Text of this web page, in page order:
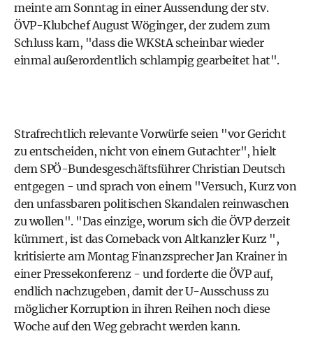
meinte am Sonntag in einer Aussendung der stv.
ÖVP-Klubchef August Wöginger, der zudem zum
Schluss kam, "dass die WKStA scheinbar wieder
einmal außerordentlich schlampig gearbeitet hat".
Strafrechtlich relevante Vorwürfe seien "vor Gericht
zu entscheiden, nicht von einem Gutachter", hielt
dem SPÖ-Bundesgeschäftsführer Christian Deutsch
entgegen - und sprach von einem "Versuch, Kurz von
den unfassbaren politischen Skandalen reinwaschen
zu wollen". "Das einzige, worum sich die ÖVP derzeit
kümmert, ist das Comeback von Altkanzler Kurz ",
kritisierte am Montag Finanzsprecher Jan Krainer in
einer Pressekonferenz - und forderte die ÖVP auf,
endlich nachzugeben, damit der U-Ausschuss zu
möglicher Korruption in ihren Reihen noch diese
Woche auf den Weg gebracht werden kann.